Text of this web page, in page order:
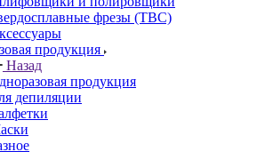
фрезы (ТВС)
продукция
Назад
продукция
депиляции